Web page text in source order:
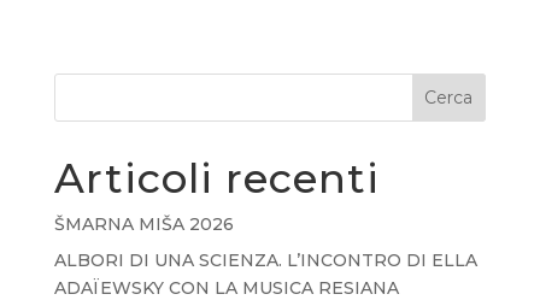
Cerca
Articoli recenti
ŠMARNA MIŠA 2026
ALBORI DI UNA SCIENZA. L’INCONTRO DI ELLA
ADAÏEWSKY CON LA MUSICA RESIANA